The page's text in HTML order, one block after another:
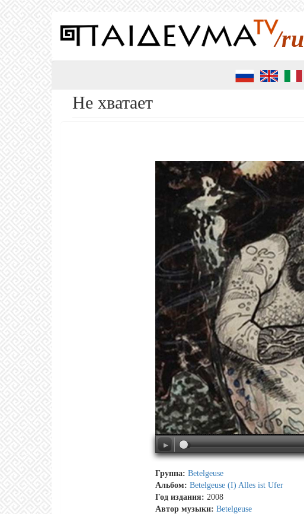
Перейти
основному
содержанию
/ru
Не хватает
Группа: Betelgeuse
Альбом: Betelgeuse (I) Alles ist Ufer
Год издания: 2008
Автор музыки: Betelgeuse